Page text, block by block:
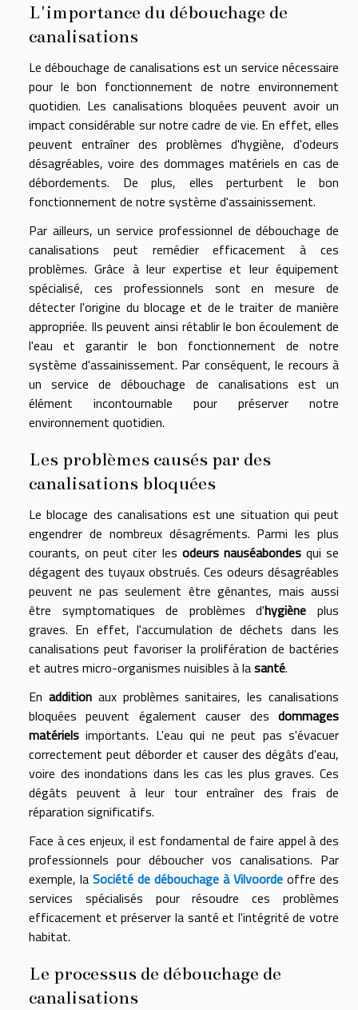
L'importance du débouchage de
canalisations
Le débouchage de canalisations est un service nécessaire
pour le bon fonctionnement de notre environnement
quotidien. Les canalisations bloquées peuvent avoir un
impact considérable sur notre cadre de vie. En effet, elles
peuvent entraîner des problèmes d'hygiène, d'odeurs
désagréables, voire des dommages matériels en cas de
débordements. De plus, elles perturbent le bon
fonctionnement de notre système d'assainissement.
Par ailleurs, un service professionnel de débouchage de
canalisations peut remédier efficacement à ces
problèmes. Grâce à leur expertise et leur équipement
spécialisé, ces professionnels sont en mesure de
détecter l'origine du blocage et de le traiter de manière
appropriée. Ils peuvent ainsi rétablir le bon écoulement de
l'eau et garantir le bon fonctionnement de notre
système d'assainissement. Par conséquent, le recours à
un service de débouchage de canalisations est un
élément incontournable pour préserver notre
environnement quotidien.
Les problèmes causés par des
canalisations bloquées
Le blocage des canalisations est une situation qui peut
engendrer de nombreux désagréments. Parmi les plus
courants, on peut citer les odeurs nauséabondesqui se
dégagent des tuyaux obstrués. Ces odeurs désagréables
peuvent ne pas seulement être gênantes, mais aussi
être symptomatiques de problèmes d'hygiène plus
graves. En effet, l'accumulation de déchets dans les
canalisations peut favoriser la prolifération de bactéries
et autres micro-organismes nuisibles à lasanté.
En additionaux problèmes sanitaires, les canalisations
bloquées peuvent également causer des dommages
matériels importants. L'eau qui ne peut pas s'évacuer
correctement peut déborder et causer des dégâts d'eau,
voire des inondations dans les cas les plus graves. Ces
dégâts peuvent à leur tour entraîner des frais de
réparation significatifs.
Face à ces enjeux, il est fondamental de faire appel à des
professionnels pour déboucher vos canalisations. Par
exemple, la Société de débouchage à Vilvoorde offre des
services spécialisés pour résoudre ces problèmes
efficacement et préserver la santé et l'intégrité de votre
habitat.
Le processus de débouchage de
canalisations